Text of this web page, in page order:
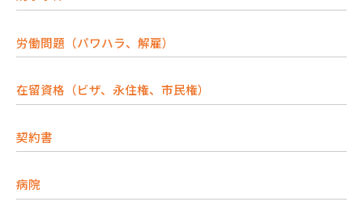
労働問題（パワハラ、解雇）
在留資格（ビザ、永住権、市民権）
契約書
病院